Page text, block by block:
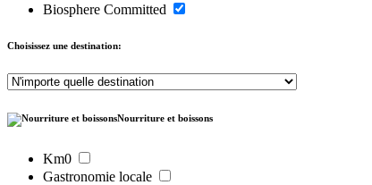
Biosphere Committed
Choisissez une destination:
Nourriture et boissons
Km0
Gastronomie locale